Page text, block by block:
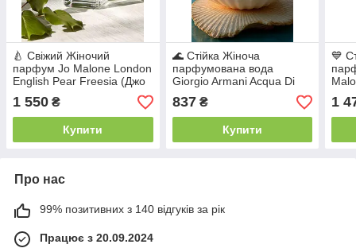
🍐 Свіжий Жіночий
парфум Jo Malone London
English Pear Freesia (Джо
Малон Інгліш Пеа Фрезія)
100 мл Квітково-
фруктовий аромат
1 550 ₴
Купити
🌊 Стійка Жіноча
парфумована вода
Giorgio Armani Acqua Di
Gioia (Армані Аква Ді
Джоя)100 мл Свіжий
квітково-водяний аромат
837₴
Купити
💙
1
Про нас
99% позитивних з 140 відгуків за рік
Працює з 20.09.2024